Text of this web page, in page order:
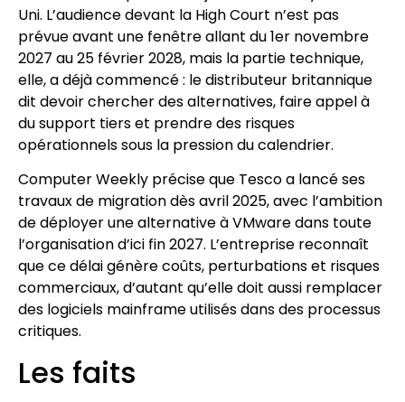
Uni. L’audience devant la High Court n’est pas
prévue avant une fenêtre allant du 1er novembre
2027 au 25 février 2028, mais la partie technique,
elle, a déjà commencé : le distributeur britannique
dit devoir chercher des alternatives, faire appel à
du support tiers et prendre des risques
opérationnels sous la pression du calendrier.
Computer Weekly précise que Tesco a lancé ses
travaux de migration dès avril 2025, avec l’ambition
de déployer une alternative à VMware dans toute
l’organisation d’ici fin 2027. L’entreprise reconnaît
que ce délai génère coûts, perturbations et risques
commerciaux, d’autant qu’elle doit aussi remplacer
des logiciels mainframe utilisés dans des processus
critiques.
Les faits